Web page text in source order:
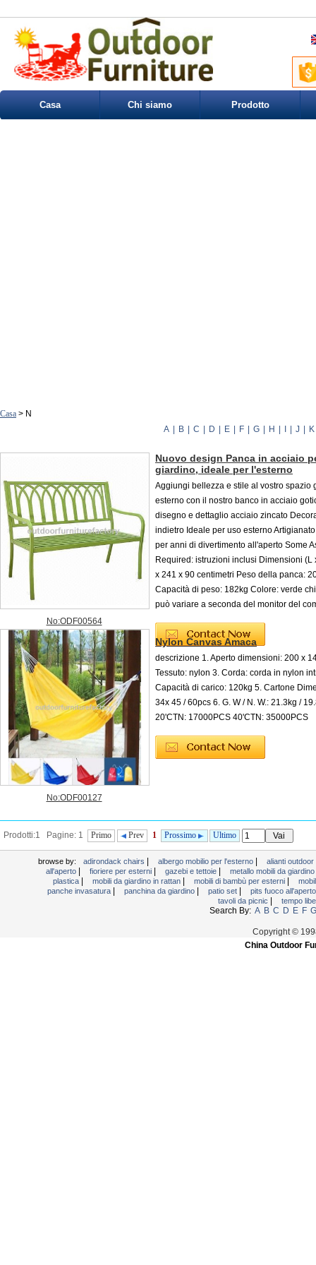
Casa Chi siamo Prodotto
Casa > N
A
B C D E F G H J K
No:ODF00564
Nuovo design Panca in acciaio
giardino, ideale per l'esterno
Aggiungi bellezza e stile al vostro spazio
esterno con il nostro banco in acciaio
disegno e dettaglio acciaio zincato
indietro Ideale per uso esterno
per anni di divertimento all'aperto Some
Required: istruzioni inclusi Dimensioni (L
x 241 x 90 centimetri Peso della panca:
Capacità di peso: 182kg Colore: verde
può variare a seconda del monitor del
No:ODF00127
Nylon Canvas Amaca
descrizione 1. Aperto dimensioni: 200 x
Tessuto: nylon 3. Corda: corda in nylon
Capacità di carico: 120kg 5. Cartone
34x 45 / 60pcs 6. G. W / N. W.: 21.3kg /
20'CTN: 17000PCS 40'CTN: 35000PCS
Prodotti:1 Pagine: 1 Primo Prev 1 Prossimo Ultimo
browse by: adirondack chairs albergo mobilio per l'esterno
alianti
all'aperto
fioriere per esterni gazebi e tettoie
metallo mobili da giardino
plastica
mobili da giardino in rattan mobili di bambù per esterni
panche invasatura
panchina da giardino patio set
pits fuoco
tavoli da picnic
tempo
Search By: A B C D E F G
Copyright ©
China Outdoor